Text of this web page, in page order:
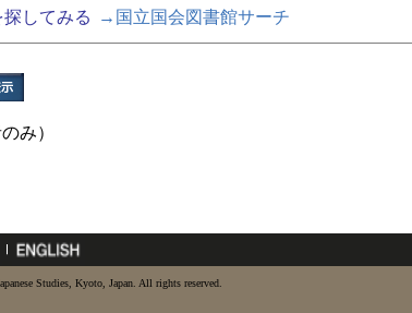
してみる
→国立国会図書館サーチ
み）
Studies, Kyoto, Japan. All rights reserved.